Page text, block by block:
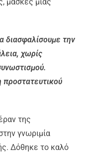
διασφαλίσουμε την
χωρίς
της
γνωριμία
Δόθηκε το καλό